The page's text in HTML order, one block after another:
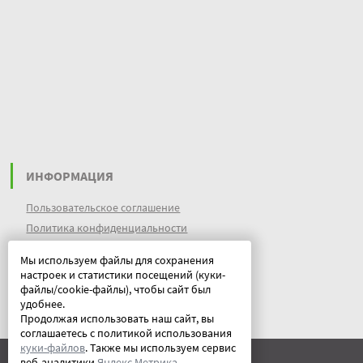
Мы используем файлы для сохранения
настроек и статистики посещений (куки-
файлы/cookie-файлы), чтобы сайт был
удобнее.
Продолжая использовать наш сайт, вы
соглашаетесь с политикой использования
куки-файлов. Также мы используем сервис
ИНФОРМАЦИЯ
Пользовательское соглашение
Политика конфиденциальности
куки (cookies)
Документы